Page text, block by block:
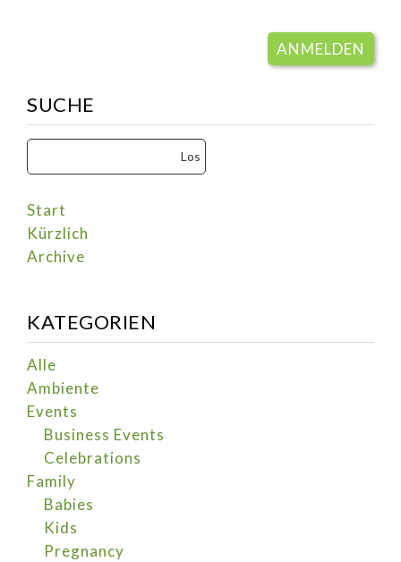
ANMELDEN
SUCHE
Start
Kürzlich
Archive
KATEGORIEN
Alle
Ambiente
Events
Business Events
Celebrations
Family
Babies
Kids
Pregnancy